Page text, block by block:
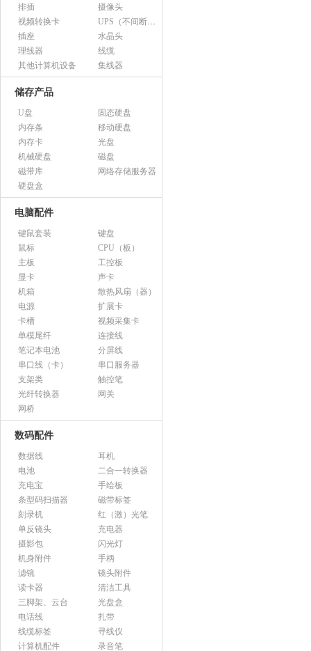
排插
摄像头
视频转换卡
UPS（不间断电源）
插座
水晶头
理线器
线缆
其他计算机设备
集线器
储存产品
U盘
固态硬盘
内存条
移动硬盘
内存卡
光盘
机械硬盘
磁盘
磁带库
网络存储服务器
硬盘盒
电脑配件
键鼠套装
键盘
鼠标
CPU（板）
主板
工控板
显卡
声卡
机箱
散热风扇（器）
电源
扩展卡
卡槽
视频采集卡
单模尾纤
连接线
笔记本电池
分屏线
串口线（卡）
串口服务器
支架类
触控笔
光纤转换器
网关
网桥
数码配件
数据线
耳机
电池
二合一转换器
充电宝
手绘板
条型码扫描器
磁带标签
刻录机
红（激）光笔
单反镜头
充电器
摄影包
闪光灯
机身附件
手柄
滤镜
镜头附件
读卡器
清洁工具
三脚架、云台
光盘盒
电话线
扎带
线缆标签
寻线仪
计算机配件
录音笔